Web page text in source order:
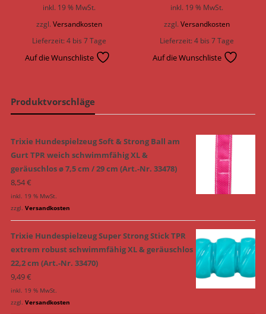
inkl. 19 % MwSt.
zzgl.Versandkosten
Lieferzeit:4 bis 7 Tage
Auf die Wunschliste
inkl. 19 % MwSt.
zzgl. Versandkosten
Lieferzeit:4 bis 7 Tage
Auf die Wunschliste
Produktvorschläge
Trixie Hundespielzeug Soft & Strong Ball am
Gurt TPR weich schwimmfähig XL &
geräuschlos ø 7,5 cm / 29 cm (Art.-Nr. 33478)
8,54€
inkl. 19 % MwSt.
zzgl. Versandkosten
Trixie Hundespielzeug Super Strong Stick TPR
extrem robust schwimmfähig XL & geräuschlos
22,2 cm (Art.-Nr. 33470)
9,49€
inkl. 19 % MwSt.
zzgl. Versandkosten